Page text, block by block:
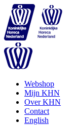
Webshop
Mijn KHN
Over KHN
Contact
English